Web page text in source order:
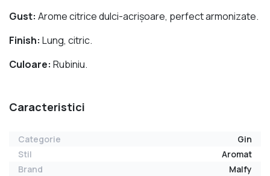
Gust: Arome citrice dulci-acrişoare, perfect armonizate.
Finish: Lung, citric.
Culoare: Rubiniu.
Caracteristici
Categorie
Gin
Stil
Aromat
Brand
Malfy